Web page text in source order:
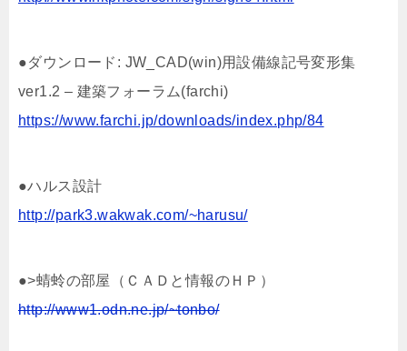
●ダウンロード: JW_CAD(win)用設備線記号変形集
ver1.2 – 建築フォーラム(farchi)
https://www.farchi.jp/downloads/index.php/84
●ハルス設計
http://park3.wakwak.com/~harusu/
●>蜻蛉の部屋（ＣＡＤと情報のＨＰ）
http://www1.odn.ne.jp/~tonbo/